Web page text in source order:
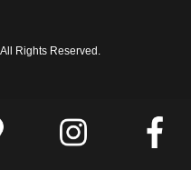
Rights Reserved.